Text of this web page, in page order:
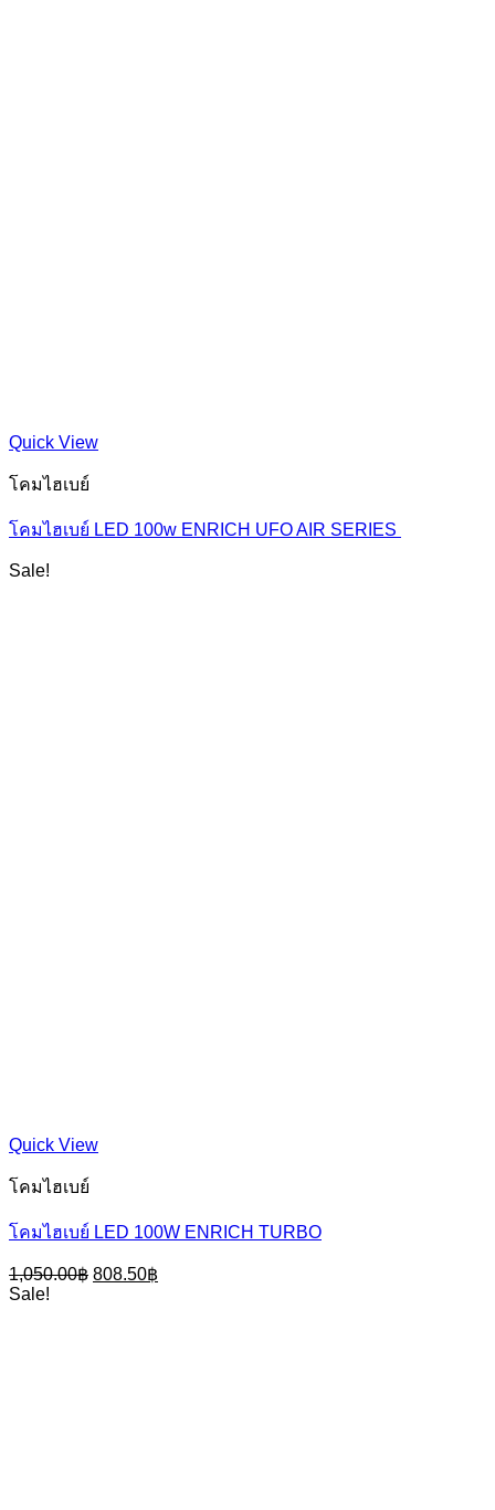
Quick View
โคมไฮเบย์
โคมไฮเบย์ LED 100w ENRICH UFO AIR SERIES
Sale!
Quick View
โคมไฮเบย์
โคมไฮเบย์ LED 100W ENRICH TURBO
1,050.00฿ Original
808.50฿
Sale!